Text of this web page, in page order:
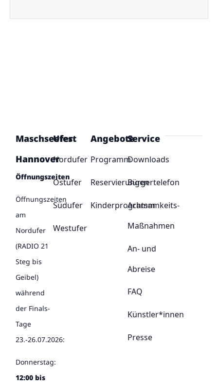
Maschseefest
Hannover
Öffnungszeiten
Öffnungszeiten
am
Nordufer
(RADIO 21
Steg bis
Geibel)
während
der Finals-
Tage
23.-26.07.2026:
Donnerstag:
12:00 bis
Ufer
Nordufer
Ostufer
Südufer
Westufer
Angebote
Programm
Reservierungen
Kinderprogramm
Service
Downloads
Bürgertelefon
Achtsamkeits-
Maßnahmen
An- und
Abreise
FAQ
Künstler*innen
Presse